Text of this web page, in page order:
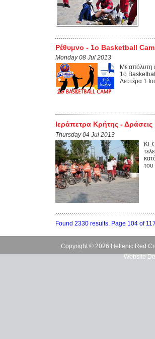
Ρέθυμνο - 1ο Basketball
Monday 08 Jul 2013
Με απόλυτη
1ο
Δευτέρα 1
Ιεράπετρα Κρήτης - Δράσεις
Thursday 04 Jul 2013
Found 2330 results. Page 104 of
Copyright © 2026 Hellenic Red
Website